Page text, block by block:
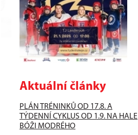
Aktuální články
PLÁN TRÉNINKŮ OD 17.8. A
TÝDENNÍ CYKLUS OD 1.9. NA HALE
BÓŽI MODRÉHO